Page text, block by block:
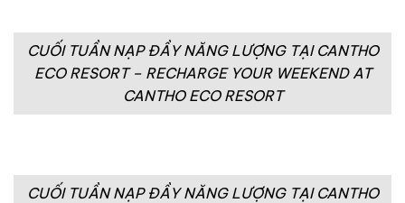
CUỐI TUẦN NẠP ĐẦY NĂNG LƯỢNG TẠI CANTHO
ECO RESORT – RECHARGE YOUR WEEKEND AT
CANTHO ECO RESORT
CUỐI TUẦN NẠP ĐẦY NĂNG LƯỢNG TẠI CANTHO